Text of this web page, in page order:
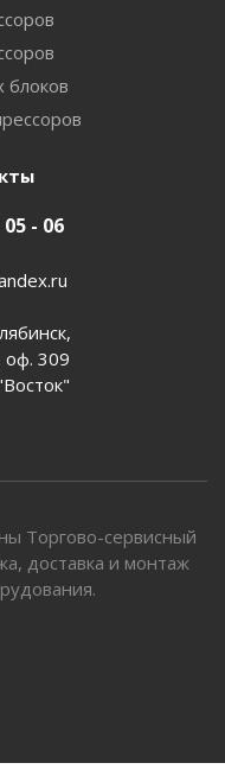
блоков
- 06
оф. 309
Торгово-сервисный
доставка и монтаж